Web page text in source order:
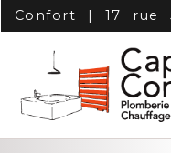
| 17 rue
Panneau de gestion